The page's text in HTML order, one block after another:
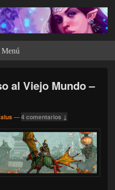
Menú
al Viejo Mundo –
—4 comentarios ↓